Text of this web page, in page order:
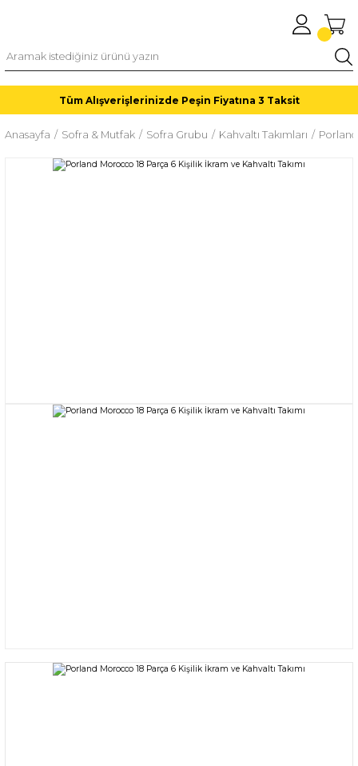
Tüm Alışverişlerinizde Peşin Fiyatına 3 Taksit
Anasayfa Sofra & Mutfak Sofra Grubu Kahvaltı Takımları